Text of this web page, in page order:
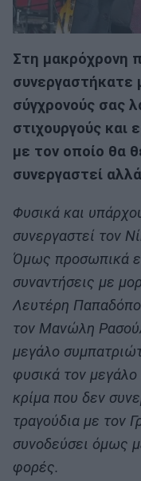
Στη μακρόχρονη
συνεργαστήκατε
σύγχρονούς σας
στιχουργούς και
με τον οποίο θα
συνεργαστεί
Φυσικά και
συνεργαστεί τον
Όμως προσωπικά
συναντήσεις με
Λευτέρη
τον Μανώλη
μεγάλο
φυσικά τον
κρίμα που δεν
τραγούδια με τον
συνοδεύσει όμως
φορές.